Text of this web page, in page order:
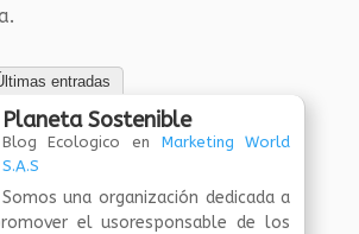
entradas
Planeta Sostenible
Blog Ecologico en Marketing World
S.A.S
Somos una organización dedicada a
el usoresponsable de los